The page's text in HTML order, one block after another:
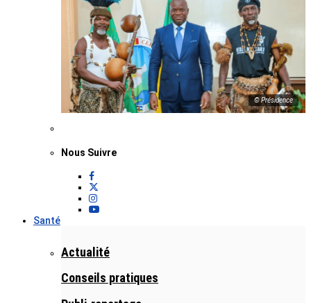
© Présidence
Nous Suivre
Santé
Actualité
Conseils pratiques